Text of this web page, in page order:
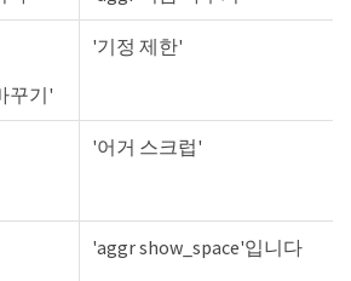
꾸기'
'기정 제한'
'어거 스크럽'
'aggr show_space'입니다